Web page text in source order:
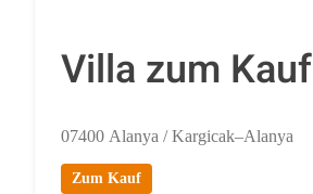
Villa zum Kauf
07400 Alanya / Kargicak–Alanya
Zum Kauf